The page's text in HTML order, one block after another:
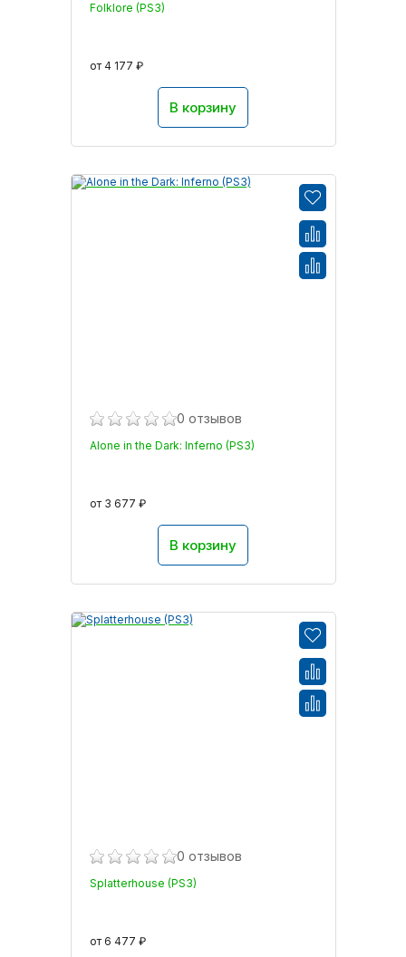
Folklore (PS3)
от 4 177 ₽
В корзину
0 отзывов
Alone in the Dark: Inferno (PS3)
от 3 677 ₽
В корзину
0 отзывов
Splatterhouse (PS3)
от 6 477 ₽